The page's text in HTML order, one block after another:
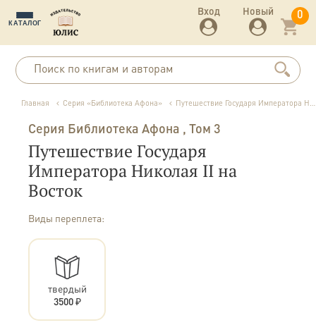
КАТАЛОГ
0
Новый
Вход
Главная Серия «Библиотека Афона» Путешествие Государя Императора Николая II на Восток
Серия Библиотека Афона , Том 3
Путешествие Государя
Императора Николая II на
Восток
Виды переплета:
твердый
3500 ₽